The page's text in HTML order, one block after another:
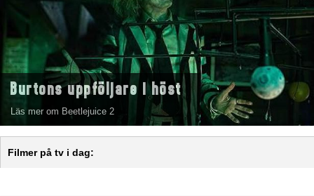
Burtons uppföljare i höst
Läs mer om Beetlejuice 2
Filmer på tv i dag: